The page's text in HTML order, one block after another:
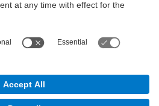
de l'acte mantenint una
el Fòrum Mundial de Xarxes